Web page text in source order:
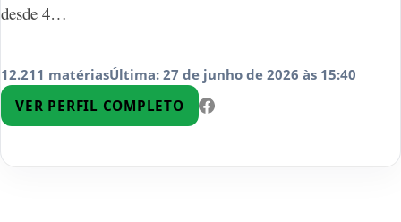
desde 4…
12.211 matériasÚltima: 27 de junho de 2026 às 15:40
VER PERFIL COMPLETO